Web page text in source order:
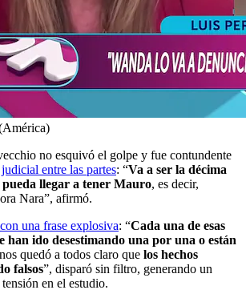
no esquivó el golpe y fue contundente
entre las partes: “Va a ser la décima
llegar a tener Mauro, es decir,
Nara”, afirmó.
con una frase explosiva: “Cada una de esas
han ido desestimando una por una o están
quedó a todos claro que los hechos
falsos”, disparó sin filtro, generando un
en el estudio.